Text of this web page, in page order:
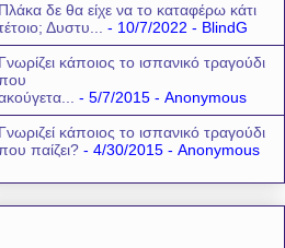
Πλάκα δε θα είχε να το καταφέρω κάτι
Δυστυ...
- 10/7/2022 - BlindG
Γνωρίζει κάποιος το ισπανικό τραγούδι
- 5/7/2015 - Anonymous
Γνωριζεί κάποιος το ισπανικό τραγούδι
παίζει? - 4/30/2015 - Anonymous